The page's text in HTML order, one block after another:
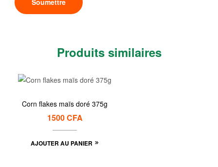
Produits similaires
Corn flakes maïs doré 375g
1500CFA
AJOUTER AU PANIER